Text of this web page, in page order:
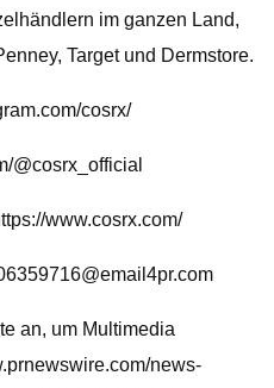
im ganzen Land,
Target und Dermstore.
cosrx/
@cosrx_official
www.cosrx.com/
an, um Multimedia
news-